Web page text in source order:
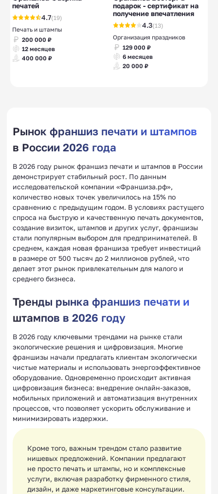
печатей
4.7(19)
Печать и штампы
200 000 ₽
12 месяцев
400 000 ₽
подарок - сертификат на
получение впечатления
4.3(13)
Организация праздников
129 000 ₽
6 месяцев
20 000 ₽
Рынок франшиз печати и штампов
в России 2026 года
В 2026 году рынок франшиз печати и штампов в России
демонстрирует стабильный рост. По данным
исследовательской компании «Франшиза.рф»,
количество новых точек увеличилось на 15% по
сравнению с предыдущим годом. В условиях растущего
спроса на быструю и качественную печать документов,
создание визиток, штампов и других услуг, франшизы
стали популярным выбором для предпринимателей. В
среднем, каждая новая франшиза требует инвестиций
в размере от 500 тысяч до 2 миллионов рублей, что
делает этот рынок привлекательным для малого и
среднего бизнеса.
Тренды рынка франшиз печати и
штампов в 2026 году
В 2026 году ключевыми трендами на рынке стали
экологические решения и цифровизация. Многие
франшизы начали предлагать клиентам экологически
чистые материалы и использовать энергоэффективное
оборудование. Одновременно происходит активная
цифровизация бизнеса: внедрение онлайн-заказов,
мобильных приложений и автоматизация внутренних
процессов, что позволяет ускорить обслуживание и
минимизировать издержки.
Кроме того, важным трендом стало развитие
нишевых предложений. Компании предлагают
не просто печать и штампы, но и комплексные
услуги, включая разработку фирменного стиля,
дизайн, и даже маркетинговые консультации.